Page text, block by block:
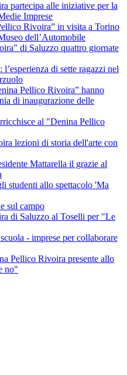
partecipa alle iniziative per la
Imprese
Rivoira” in visita a Torino
dell’Automobile
di Saluzzo quattro giornate
di sette ragazzi nel
Pellico Rivoira” hanno
di inaugurazione delle
al "Denina Pellico
lezioni di storia dell'arte con
Mattarella il grazie al
studenti allo spettacolo 'Ma
sul campo
di Saluzzo al Toselli per "Le
- imprese per collaborare
Pellico Rivoira presente allo
no"